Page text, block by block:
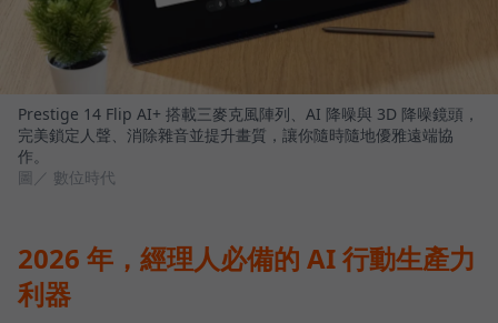
Prestige 14 Flip AI+ 搭載三麥克風陣列、AI 降噪與 3D 降噪鏡頭，
完美鎖定人聲、消除雜音並提升畫質，讓你隨時隨地優雅遠端協
作。
圖／ 數位時代
2026 年，經理人必備的 AI 行動生產力
利器